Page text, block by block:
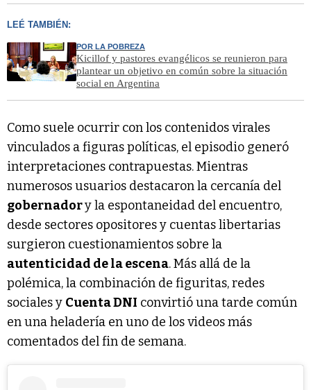
LEÉ TAMBIÉN:
POR LA POBREZA
Kicillof y pastores evangélicos se reunieron para
plantear un objetivo en común sobre la situación
social en Argentina
Como suele ocurrir con los contenidos virales
vinculados a figuras políticas, el episodio generó
interpretaciones contrapuestas. Mientras
numerosos usuarios destacaron la cercanía del
gobernadory la espontaneidad del encuentro,
desde sectores opositores y cuentas libertarias
surgieron cuestionamientos sobre la
autenticidad de la escena. Más allá de la
polémica, la combinación de figuritas, redes
sociales y Cuenta DNI convirtió una tarde común
en una heladería en uno de los videos más
comentados del fin de semana.